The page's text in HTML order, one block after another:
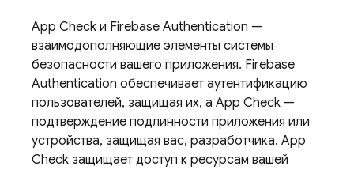
App Check и Firebase Authentication —
взаимодополняющие элементы системы
безопасности вашего приложения. Firebase
Authentication обеспечивает аутентификацию
пользователей, защищая их, а App Check —
подтверждение подлинности приложения или
устройства, защищая вас, разработчика. App
Check защищает доступ к ресурсам вашей